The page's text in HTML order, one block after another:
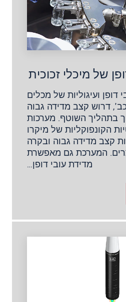
של מיכלי זכוכית
דופן ועיגוליות של מכלים
דרוש קצב מדידה גבוה
בתהליך השוטף. מערכות
הקונפוקליות של מיקרו
קצב מדידה גבוה ובקרה
המערכת גם מאפשרת
מדידת עובי דופן…